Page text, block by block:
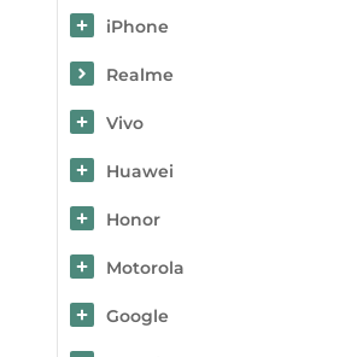
iPhone
Realme
Vivo
Huawei
Honor
Motorola
Google